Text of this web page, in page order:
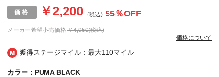
獲得ステージマイル：最大110マイル
メーカー希望小売価格 ￥4,950(税込)
￥2,200 (税込) 55％OFF
価格について
カラー：PUMA BLACK